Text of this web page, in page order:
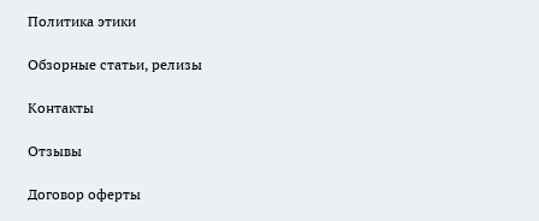
Политика этики
Обзорные статьи, релизы
Контакты
Отзывы
Договор оферты